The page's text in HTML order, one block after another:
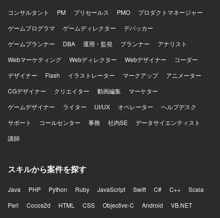
コンサルタント
PM プリセールス PMO
プロダクトマネージャー
ゲームプログラマ
ゲームディレクター
デバッカー
ゲームプランナー
DBA 運用・監視 プランナー
アナリスト
Webマーケティング
Webディレクター Webデザイナー
コーダー
デザイナー
Flash イラストレーター マークアップ
アニメーター
CGデザイナー
クリエイター 動画編集
マーケター
ゲームデザイナー
ライター UI/UX オペレーター
ヘルプデスク
サポート
コールセンター 事務 社内SE
データサイエンティスト
講師
スキルから案件を探す
Java PHP Python Ruby JavaScript Swift C# C++
Scala
Perl
Cocos2d HTML CSS Objective-C Android
VB.NET